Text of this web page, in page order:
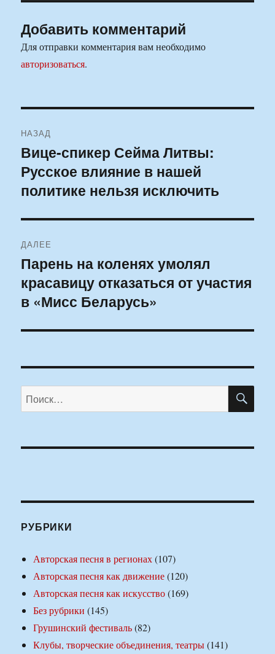
Добавить комментарий
Для отправки комментария вам необходимо
авторизоваться.
по
записям
НАЗАД
Предыдущая
запись:
Вице-спикер Сейма Литвы:
Русское влияние в нашей
политике нельзя исключить
ДАЛЕЕ
Следующая
запись:
Парень на коленях умолял
красавицу отказаться от участия
в «Мисс Беларусь»
Искать:
РУБРИКИ
Авторская песня в регионах(107)
Авторская песня как движение(120)
Авторская песня как искусство(169)
Без рубрики (145)
Грушинский фестиваль(82)
Клубы, творческие объединения, театры(141)